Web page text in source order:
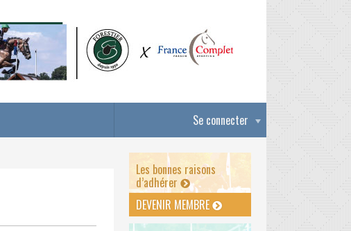
Se connecter
Les bonnes raisons
d’adhérer
DEVENIR MEMBRE